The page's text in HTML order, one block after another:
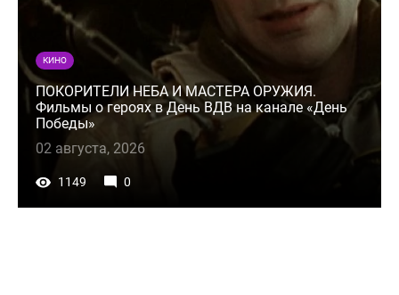
КИНО
ПОКОРИТЕЛИ НЕБА И МАСТЕРА ОРУЖИЯ.
Фильмы о героях в День ВДВ на канале «День
Победы»
02 августа, 2026
1149 0